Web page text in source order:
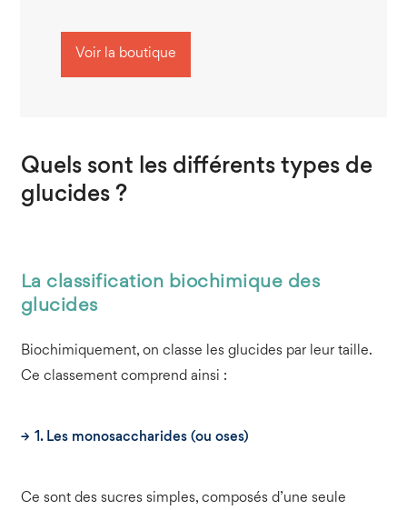
Voir la boutique
Quels sont les différents types de
glucides ?
La classification biochimique des
glucides
Biochimiquement, on classe les glucides par leur taille.
Ce classement comprend ainsi :
1. Les monosaccharides (ou oses)
Ce sont des sucres simples, composés d’une seule